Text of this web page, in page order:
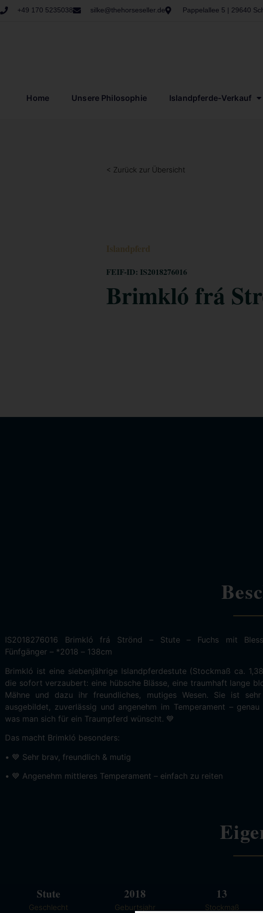
+49 170 5235038 silke@thehorseseller.de Pappelallee 5 | 29640
Home Unsere Philosophie Islandpferde-Verkauf
< Zurück zur Übersicht
Islandpferd
FEIF-ID: IS2018276016
Brimkló frá
IS2018276016 Brimkló frá Strönd – Stute – Fuchs mit
Fünfgänger – *2018 – 138cm
Brimkló ist eine siebenjährige Islandpferdestute (Stockmaß ca.
die sofort verzaubert: eine hübsche Blässe, eine traumhaft lange
Mähne und dazu ihr freundliches, mutiges Wesen. Sie ist
ausgebildet, zuverlässig und angenehm im Temperament – genau
was man sich für ein Traumpferd wünscht. 💙
Das macht Brimkló besonders:
• 💙 Sehr brav, freundlich & mutig
• 💙 Angenehm mittleres Temperament – einfach zu reiten
Stute
Geschlecht
2018
Geburtsjahr
13
Stockmaß